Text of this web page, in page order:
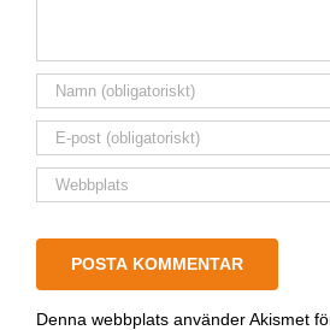
Denna webbplats använder Akismet